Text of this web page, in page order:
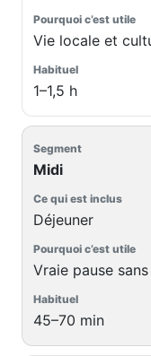
Vie locale et
1–1,5 h
Midi
Déjeuner
Vraie pause
45–70 min